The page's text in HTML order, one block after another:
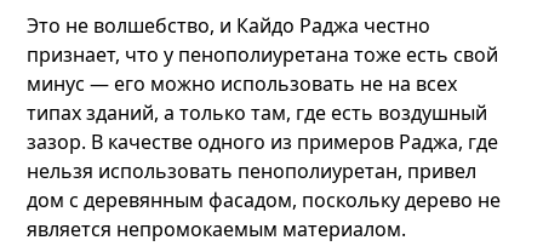
Это не волшебство, и Кайдо Раджа честно
признает, что у пенополиуретана тоже есть свой
минус — его можно использовать не на всех
типах зданий, а только там, где есть воздушный
зазор. В качестве одного из примеров Раджа, где
нельзя использовать пенополиуретан, привел
дом с деревянным фасадом, поскольку дерево не
является непромокаемым материалом.